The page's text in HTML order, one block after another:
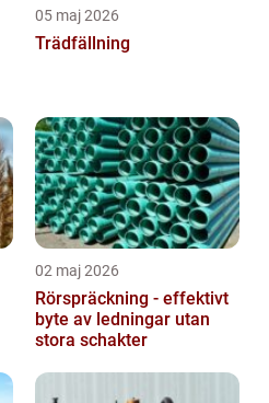
05 maj 2026
Trädfällning
02 maj 2026
Rörspräckning - effektivt
byte av ledningar utan
stora schakter